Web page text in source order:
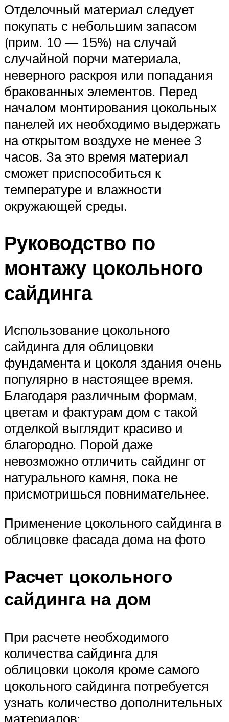
Отделочный материал следует
покупать с небольшим запасом
(прим. 10 — 15%) на случай
случайной порчи материала,
неверного раскроя или попадания
бракованных элементов. Перед
началом монтирования цокольных
панелей их необходимо выдержать
на открытом воздухе не менее 3
часов. За это время материал
сможет приспособиться к
температуре и влажности
окружающей среды.
Руководство по
монтажу цокольного
сайдинга
Использование цокольного
сайдинга для облицовки
фундамента и цоколя здания очень
популярно в настоящее время.
Благодаря различным формам,
цветам и фактурам дом с такой
отделкой выглядит красиво и
благородно. Порой даже
невозможно отличить сайдинг от
натурального камня, пока не
присмотришься повнимательнее.
Применение цокольного сайдинга в
облицовке фасада дома на фото
Расчет цокольного
сайдинга на дом
При расчете необходимого
количества сайдинга для
облицовки цоколя кроме самого
цокольного сайдинга потребуется
узнать количество дополнительных
материалов: